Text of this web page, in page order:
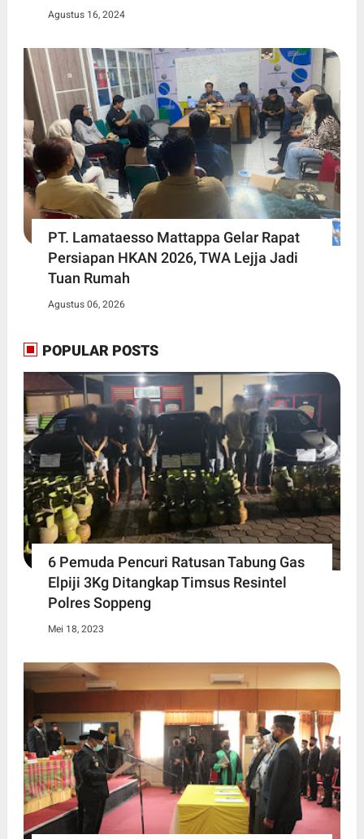
Agustus 16, 2024
PT. Lamataesso Mattappa Gelar Rapat
Persiapan HKAN 2026, TWA Lejja Jadi
Tuan Rumah
Agustus 06, 2026
POPULAR POSTS
6 Pemuda Pencuri Ratusan Tabung Gas
Elpiji 3Kg Ditangkap Timsus Resintel
Polres Soppeng
Mei 18, 2023